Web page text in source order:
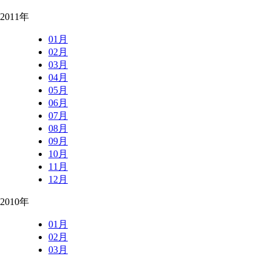
2011年
01月
02月
03月
04月
05月
06月
07月
08月
09月
10月
11月
12月
2010年
01月
02月
03月